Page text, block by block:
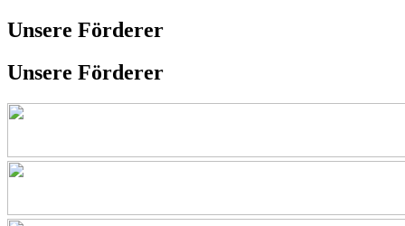
Unsere Förderer
Unsere Förderer